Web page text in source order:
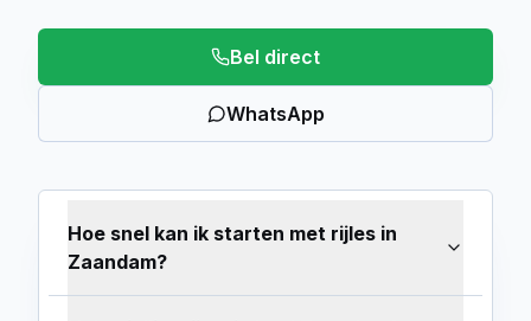
Bel direct
WhatsApp
Hoe snel kan ik starten met rijles in
Zaandam?